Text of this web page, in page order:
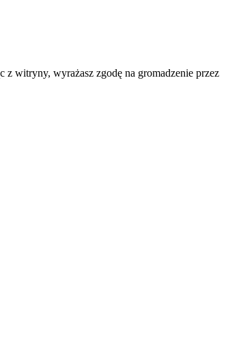
witryny, wyrażasz zgodę na gromadzenie przez